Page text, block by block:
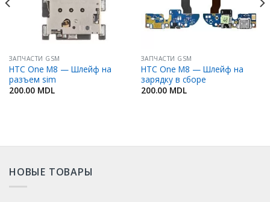
ЗАПЧАСТИ GSM
HTC One M8 — Шлейф на
разъем sim
200.00 MDL
ЗАПЧАСТИ GSM
HTC One M8 — Шлейф на
зарядку в сборе
200.00 MDL
НОВЫЕ ТОВАРЫ